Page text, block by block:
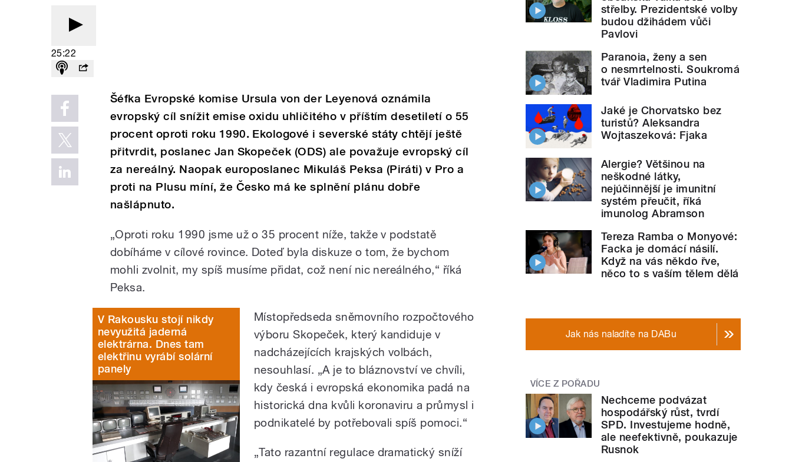
25:22
Šéfka Evropské komise Ursula von der Leyenová oznámila
evropský cíl snížit emise oxidu uhličitého v příštím desetiletí o 55
procent oproti roku 1990. Ekologové i severské státy chtějí ještě
přitvrdit, poslanec Jan Skopeček (ODS) ale považuje evropský cíl
za nereálný. Naopak europoslanec Mikuláš Peksa (Piráti) v Pro a
proti na Plusu míní, že Česko má ke splnění plánu dobře
našlápnuto.
„Oproti roku 1990 jsme už o 35 procent níže, takže v podstatě
dobíháme v cílové rovince. Doteď byla diskuze o tom, že bychom
mohli zvolnit, my spíš musíme přidat, což není nic nereálného,“ říká
Peksa.
V Rakousku stojí nikdy
nevyužitá jaderná
elektrárna. Dnes tam
elektřinu vyrábí solární
panely
Místopředseda sněmovního rozpočtového
výboru Skopeček, který kandiduje v
nadcházejících krajských volbách,
nesouhlasí. „A je to bláznovství ve chvíli,
kdy česká i evropská ekonomika padá na
historická dna kvůli koronaviru a průmysl i
podnikatelé by potřebovali spíš pomoci.“
„Tato razantní regulace dramatický sníží
střelby. Prezidentské volby
budou džihádem vůči
Pavlovi
Paranoia, ženy a sen
o nesmrtelnosti. Soukromá
tvář Vladimira Putina
Jaké je Chorvatsko bez
turistů? Aleksandra
Wojtaszeková: Fjaka
Alergie? Většinou na
neškodné látky,
nejúčinnější je imunitní
systém přeučit, říká
imunolog Abramson
Tereza Ramba o Monyové:
Facka je domácí násilí.
Když na vás někdo řve,
něco to s vaším tělem dělá
Jak nás naladíte na DABu
VÍCE Z POŘADU
Nechceme podvázat
hospodářský růst, tvrdí
SPD. Investujeme hodně,
ale neefektivně, poukazuje
Rusnok